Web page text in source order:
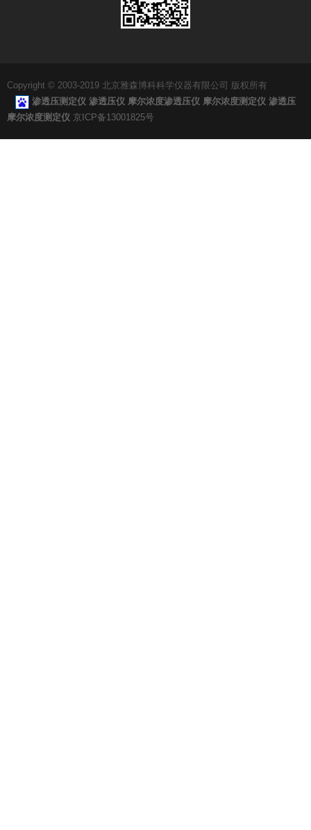
Copyright © 2003-2019 北京雅森博科科学仪器有限公司 版权所有
渗透压测定仪 渗透压仪 摩尔浓度渗透压仪 摩尔浓度测定仪 渗透压
摩尔浓度测定仪 京ICP备13001825号